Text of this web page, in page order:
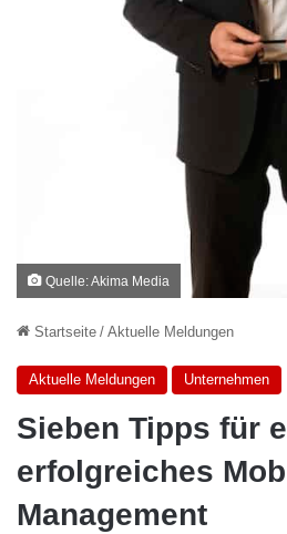
Quelle: Akima Media
Startseite / Aktuelle Meldungen
Aktuelle Meldungen Unternehmen
Sieben Tipps für
erfolgreiches
Management